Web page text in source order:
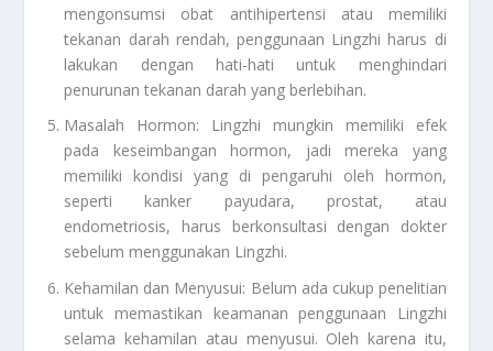
mengonsumsi obat antihipertensi atau memiliki
tekanan darah rendah, penggunaan Lingzhi harus di
lakukan dengan hati-hati untuk menghindari
penurunan tekanan darah yang berlebihan.
Masalah Hormon: Lingzhi mungkin memiliki efek
pada keseimbangan hormon, jadi mereka yang
memiliki kondisi yang di pengaruhi oleh hormon,
seperti kanker payudara, prostat, atau
endometriosis, harus berkonsultasi dengan dokter
sebelum menggunakan Lingzhi.
Kehamilan dan Menyusui: Belum ada cukup penelitian
untuk memastikan keamanan penggunaan Lingzhi
selama kehamilan atau menyusui. Oleh karena itu,